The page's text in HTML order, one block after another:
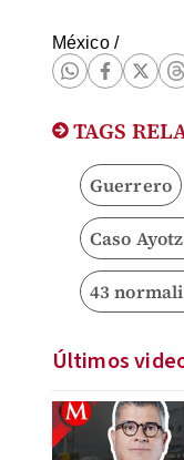
México/
TAGS
Guerrero
Caso
43
Últimos